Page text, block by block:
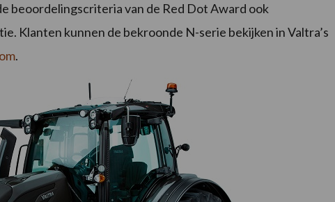
beoordelingscriteria van de Red Dot Award ook
Klanten kunnen de bekroonde N-serie bekijken in Valtra’s
.